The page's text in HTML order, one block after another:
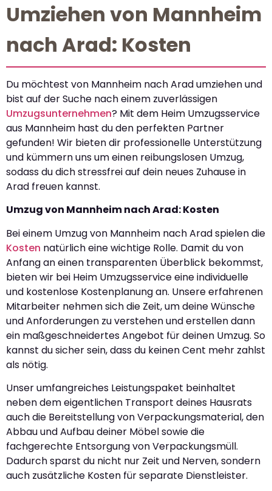
Umziehen von Mannheim
nach Arad: Kosten
Du möchtest von Mannheim nach Arad umziehen und
bist auf der Suche nach einem zuverlässigen
Umzugsunternehmen? Mit dem Heim Umzugsservice
aus Mannheim hast du den perfekten Partner
gefunden! Wir bieten dir professionelle Unterstützung
und kümmern uns um einen reibungslosen Umzug,
sodass du dich stressfrei auf dein neues Zuhause in
Arad freuen kannst.
Umzug von Mannheim nach Arad: Kosten
Bei einem Umzug von Mannheim nach Arad spielen die
Kosten natürlich eine wichtige Rolle. Damit du von
Anfang an einen transparenten Überblick bekommst,
bieten wir bei Heim Umzugsservice eine individuelle
und kostenlose Kostenplanung an. Unsere erfahrenen
Mitarbeiter nehmen sich die Zeit, um deine Wünsche
und Anforderungen zu verstehen und erstellen dann
ein maßgeschneidertes Angebot für deinen Umzug. So
kannst du sicher sein, dass du keinen Cent mehr zahlst
als nötig.
Unser umfangreiches Leistungspaket beinhaltet
neben dem eigentlichen Transport deines Hausrats
auch die Bereitstellung von Verpackungsmaterial, den
Abbau und Aufbau deiner Möbel sowie die
fachgerechte Entsorgung von Verpackungsmüll.
Dadurch sparst du nicht nur Zeit und Nerven, sondern
auch zusätzliche Kosten für separate Dienstleister.